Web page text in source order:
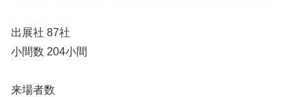
出展社 87社
小間数 204小間
来場者数